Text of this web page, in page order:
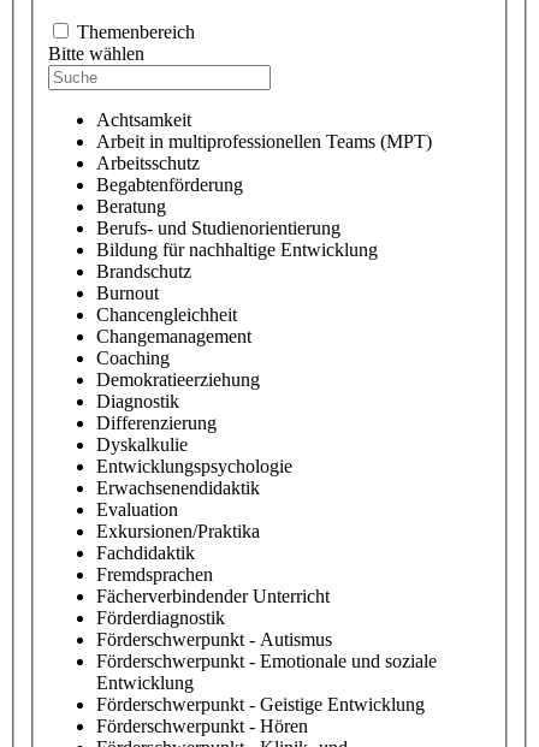
Themenbereich
Bitte wählen
Achtsamkeit
Arbeit in multiprofessionellen Teams (MPT)
Arbeitsschutz
Begabtenförderung
Beratung
Berufs- und Studienorientierung
Bildung für nachhaltige Entwicklung
Brandschutz
Burnout
Chancengleichheit
Changemanagement
Coaching
Demokratieerziehung
Diagnostik
Differenzierung
Dyskalkulie
Entwicklungspsychologie
Erwachsenendidaktik
Evaluation
Exkursionen/Praktika
Fachdidaktik
Fremdsprachen
Fächerverbindender Unterricht
Förderdiagnostik
Förderschwerpunkt - Autismus
Förderschwerpunkt - Emotionale und soziale
Entwicklung
Förderschwerpunkt - Geistige Entwicklung
Förderschwerpunkt - Hören